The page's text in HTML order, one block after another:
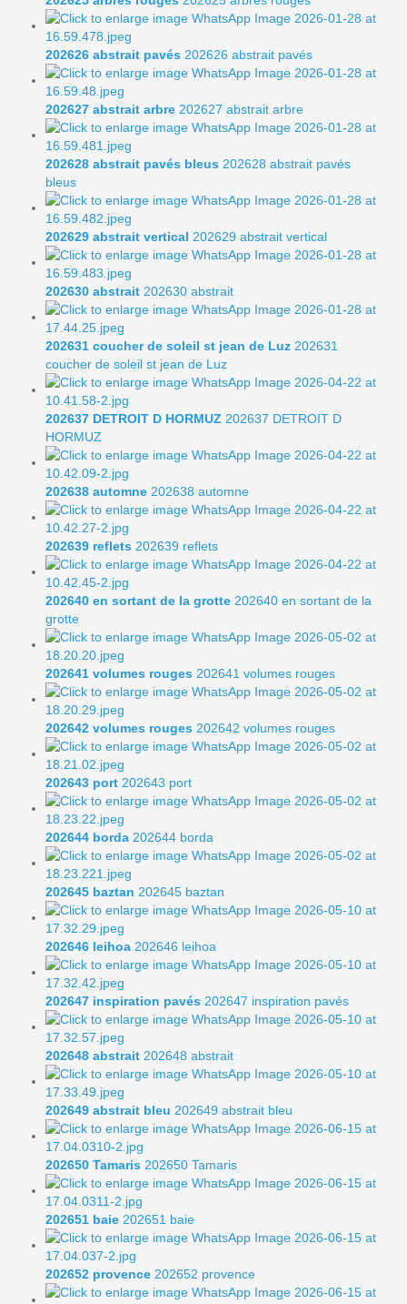
202626 abstrait pavés 202626 abstrait pavés
202627 abstrait arbre 202627 abstrait arbre
202628 abstrait pavés bleus 202628 abstrait pavés
bleus
202629 abstrait vertical 202629 abstrait vertical
202630 abstrait 202630 abstrait
202631 coucher de soleil st jean de Luz 202631
coucher de soleil st jean de Luz
202637 DETROIT D HORMUZ 202637 DETROIT D
HORMUZ
202638 automne 202638 automne
202639 reflets 202639 reflets
202640 en sortant de la grotte 202640 en sortant de la
grotte
202641 volumes rouges 202641 volumes rouges
202642 volumes rouges 202642 volumes rouges
202643 port 202643 port
202644 borda 202644 borda
202645 baztan 202645 baztan
202646 leihoa 202646 leihoa
202647 inspiration pavés 202647 inspiration pavés
202648 abstrait 202648 abstrait
202649 abstrait bleu 202649 abstrait bleu
202650 Tamaris 202650 Tamaris
202651 baie 202651 baie
202652 provence 202652 provence